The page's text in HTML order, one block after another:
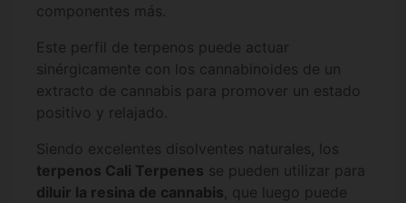
componentes más.
Este perfil de terpenos puede actuar
sinérgicamente con los cannabinoides de un
extracto de cannabis para promover un estado
positivo y relajado.
Siendo excelentes disolventes naturales, los
terpenos Cali Terpenes se pueden utilizar para
diluir la resina de cannabis, que luego puede